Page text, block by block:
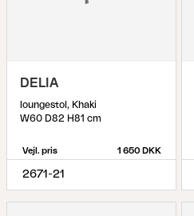
DELIA
loungestol, Khaki
W60 D82 H81 cm
Vejl. pris 1 650 DKK
2671-21